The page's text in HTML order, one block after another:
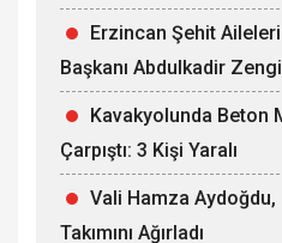
Erzincan Şehit
Başkanı Abdulkadir
Kavakyolunda Beton
Çarpıştı: 3 Kişi Yaralı
Vali Hamza
Takımını Ağırladı